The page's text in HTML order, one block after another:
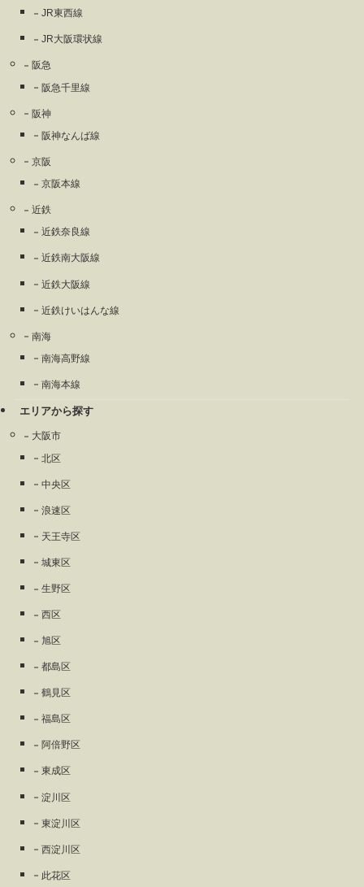
JR東西線
JR大阪環状線
阪急
阪急千里線
阪神
阪神なんば線
京阪
京阪本線
近鉄
近鉄奈良線
近鉄南大阪線
近鉄大阪線
近鉄けいはんな線
南海
南海高野線
南海本線
エリアから探す
大阪市
北区
中央区
浪速区
天王寺区
城東区
生野区
西区
旭区
都島区
鶴見区
福島区
阿倍野区
東成区
淀川区
東淀川区
西淀川区
此花区